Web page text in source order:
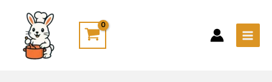
content